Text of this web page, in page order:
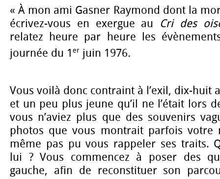
« À mon ami Gasner Raymond dont la
écrivez-vous en exergue au
Cri des
relatez heure par heure les
journée du 1 er juin 1976.
Vous voilà donc contraint à l’exil, dix-huit
et un peu plus jeune qu’il ne l’était lors
vous n’aviez plus que des souvenirs
photos que vous montrait parfois votre
même pas pu vous rappeler ses traits.
lui ? Vous commencez à poser des
gauche, afin de reconstituer son